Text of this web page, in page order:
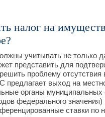
налог на
учитывать не только
представить для
проблему
предлагает выход на
органы
федерального
ставки по